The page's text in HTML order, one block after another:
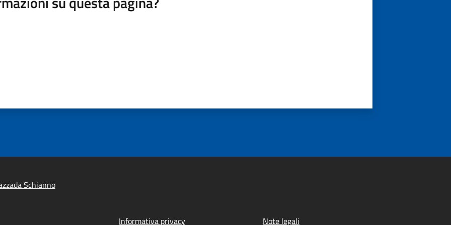
Schianno
Informativa privacy Note legali